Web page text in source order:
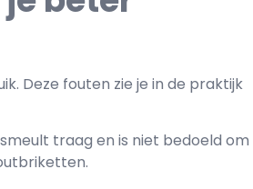
Deze fouten zie je in de praktijk
traag en is niet bedoeld om